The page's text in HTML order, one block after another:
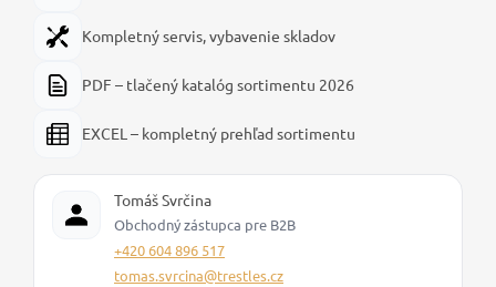
Kompletný servis, vybavenie skladov
PDF – tlačený katalóg sortimentu 2026
EXCEL – kompletný prehľad sortimentu
Tomáš Svrčina
Obchodný zástupca pre B2B
+420 604 896 517
tomas.svrcina@trestles.cz